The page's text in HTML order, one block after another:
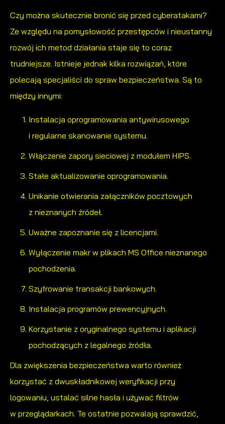
Czy można skutecznie bronić się przed cyberatakami?
Ze względu na pomysłowość przestępców i nieustanny
rozwój ich metod działania staje się to coraz
trudniejsze. Istnieje jednak kilka rozwiązań, które
polecają specjaliści do spraw bezpieczeństwa. Są to
między innymi:
Instalacja oprogramowania antywirusowego
i regularne skanowanie systemu.
Włączenie zapory sieciowej z modułem HIPS.
Stałe aktualizowanie oprogramowania.
Unikanie otwierania załączników pocztowych
z nieznanych źródeł.
Uważne zapoznanie się z licencjami.
Wyłączenie makr w plikach MS Office nieznanego
pochodzenia.
Szyfrowanie transakcji bankowych.
Instalacja programów prewencyjnych.
Korzystanie z oryginalnego systemu i aplikacji
pochodzących z legalnego źródła.
Dla zwiększenia bezpieczeństwa warto również
korzystać z dwuskładnikowej weryfikacji przy
logowaniu, ustalać silne hasła i używać filtrów
w przeglądarkach. Te ostatnie pozwalają sprawdzić,